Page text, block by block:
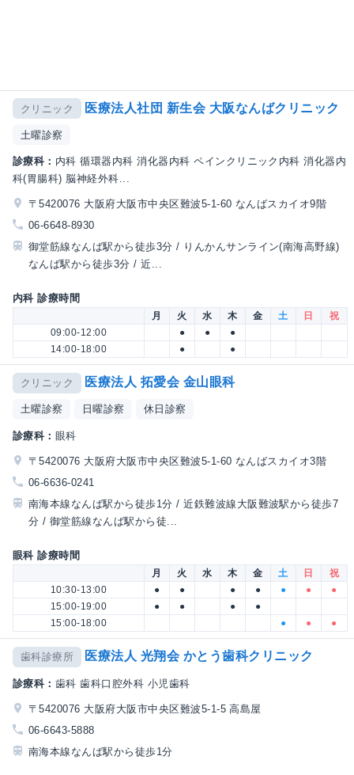
クリニック 医療法人社団 新生会 大阪なんばクリニック
土曜診察
診療科： 内科 循環器内科 消化器内科 ペインクリニック内科 消化器内
科(胃腸科) 脳神経外科...
〒5420076 大阪府大阪市中央区難波5-1-60 なんばスカイオ9階
06-6648-8930
御堂筋線なんば駅から徒歩3分 / りんかんサンライン(南海高野線)
なんば駅から徒歩3分 / 近...
内科 診療時間
月 火 水 木 金 土 日
祝
09:00-12:00
● ●
●
14:00-18:00
● ●
クリニック 医療法人 拓愛会 金山眼科
土曜診察 日曜診察 休日診察
診療科： 眼科
〒5420076 大阪府大阪市中央区難波5-1-60 なんばスカイオ3階
06-6636-0241
南海本線なんば駅から徒歩1分 / 近鉄難波線大阪難波駅から徒歩7
分 / 御堂筋線なんば駅から徒...
眼科 診療時間
月 火 水 木 金 土 日
祝
10:30-13:00
● ● ● ● ● ●
●
15:00-19:00
● ● ●
●
15:00-18:00
● ● ●
歯科診療所 医療法人 光翔会 かとう歯科クリニック
診療科： 歯科 歯科口腔外科 小児歯科
〒5420076 大阪府大阪市中央区難波5-1-5 高島屋
06-6643-5888
南海本線なんば駅から徒歩1分